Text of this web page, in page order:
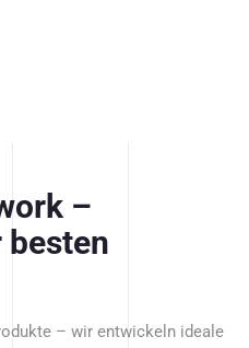
–
besten
– wir entwickeln ideale